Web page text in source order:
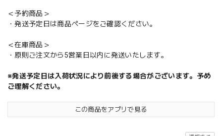
＜予約商品＞
・発送予定日は商品ページをご確認ください。
＜在庫商品＞
・原則ご注文から5営業日以内に発送いたします。
※発送予定日は入荷状況により前後する場合がございます。予め
ご理解ください。
この商品をアプリで見る